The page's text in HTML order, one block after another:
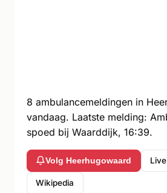
8 ambulancemeldingen in
vandaag. Laatste melding:
spoed bij Waarddijk, 16:39.
Volg Heerhugowaard
Wikipedia